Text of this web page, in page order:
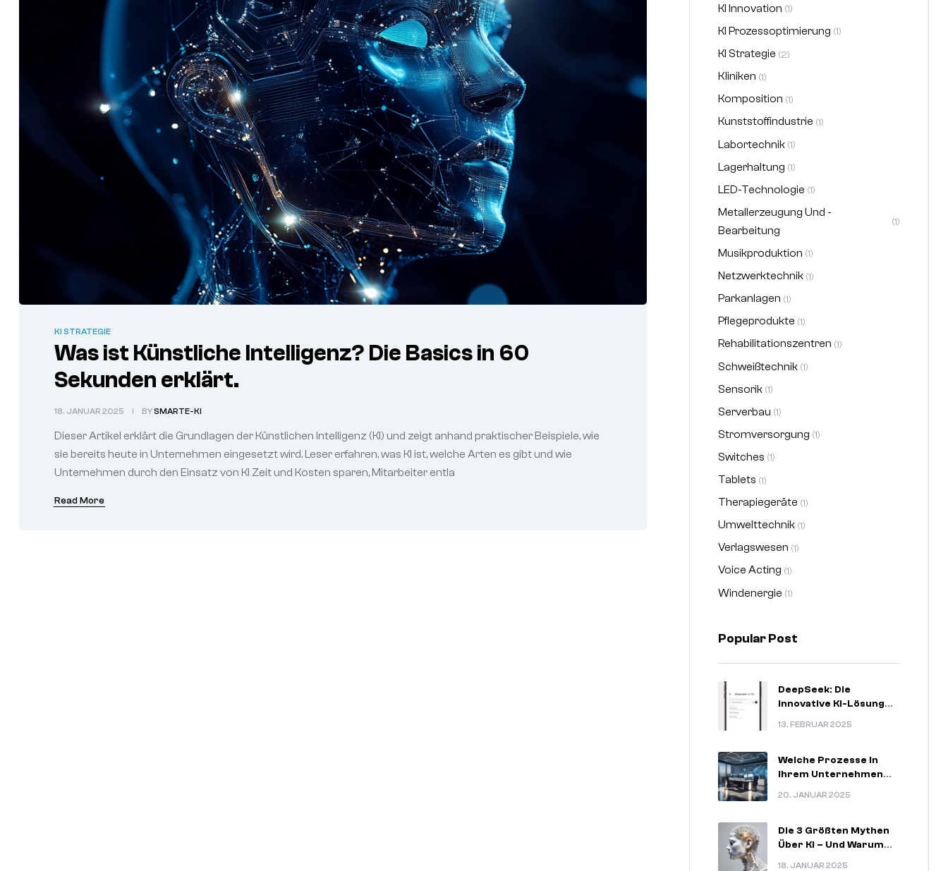
KI STRATEGIE
Was ist Künstliche Intelligenz? Die Basics in 60
Sekunden erklärt.
18. JANUAR 2025 BYSMARTE-KI
Dieser Artikel erklärt die Grundlagen der Künstlichen Intelligenz (KI) und zeigt anhand praktischer Beispiele, wie
sie bereits heute in Unternehmen eingesetzt wird. Leser erfahren, was KI ist, welche Arten es gibt und wie
Unternehmen durch den Einsatz von KI Zeit und Kosten sparen, Mitarbeiter entla
Read More
KI Innovation (1)
KI Prozessoptimierung (1)
KI Strategie (2)
Kliniken (1)
Komposition (1)
Kunststoffindustrie (1)
Labortechnik (1)
Lagerhaltung (1)
LED-Technologie (1)
Metallerzeugung Und -
Bearbeitung
(1)
Musikproduktion (1)
Netzwerktechnik (1)
Parkanlagen (1)
Pflegeprodukte (1)
Rehabilitationszentren (1)
Schweißtechnik (1)
Sensorik (1)
Serverbau (1)
Stromversorgung (1)
Switches (1)
Tablets (1)
Therapiegeräte (1)
Umwelttechnik (1)
Verlagswesen (1)
Voice Acting (1)
Windenergie (1)
Popular Post
13. FEBRUAR 2025
DeepSeek: Die
Innovative KI-Lösung
20. JANUAR 2025
Welche Prozesse In
Ihrem Unternehmen
18. JANUAR 2025
Die 3 Größten Mythen
Über KI – Und Warum